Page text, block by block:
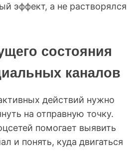
эффект, а не растворялся
состояния
каналов
действий нужно
на отправную точку.
помогает выявить
и понять, куда двигаться